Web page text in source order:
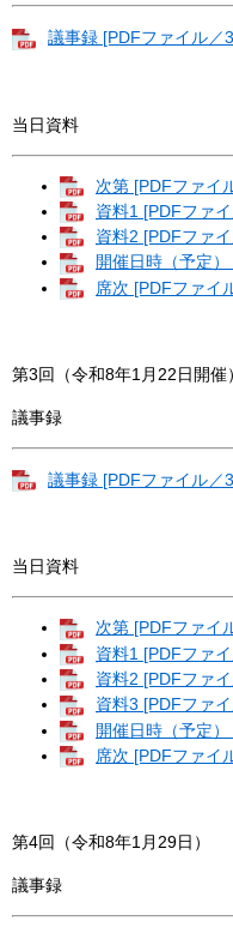
議事録 [PDFファイル／
当日資料
次第 [PDFファイ
資料1 [PDFファ
資料2 [PDFファ
開催日時（予定
席次 [PDFファイ
第3回（令和8年1月22日開催）
議事録
議事録 [PDFファイル／
当日資料
次第 [PDFファイ
資料1 [PDFファ
資料2 [PDFファ
資料3 [PDFファ
開催日時（予定
席次 [PDFファイ
第4回（令和8年1月29日）
議事録